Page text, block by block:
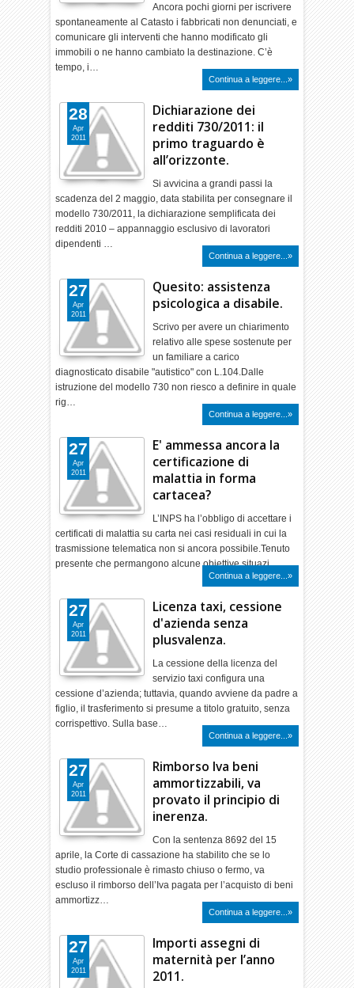
Ancora pochi giorni per iscrivere
spontaneamente al Catasto i fabbricati non denunciati, e
comunicare gli interventi che hanno modificato gli
immobili o ne hanno cambiato la destinazione. C’è
tempo, i…
Continua a leggere...»
Dichiarazione dei
redditi 730/2011: il
primo traguardo è
all’orizzonte.
Si avvicina a grandi passi la
scadenza del 2 maggio, data stabilita per consegnare il
modello 730/2011, la dichiarazione semplificata dei
redditi 2010 – appannaggio esclusivo di lavoratori
dipendenti …
Continua a leggere...»
28
Apr
2011
Quesito: assistenza
psicologica a disabile.
Scrivo per avere un chiarimento
relativo alle spese sostenute per
un familiare a carico
diagnosticato disabile "autistico" con L.104.Dalle
istruzione del modello 730 non riesco a definire in quale
rig…
Continua a leggere...»
27
Apr
2011
E' ammessa ancora la
certificazione di
malattia in forma
cartacea?
L’INPS ha l’obbligo di accettare i
certificati di malattia su carta nei casi residuali in cui la
trasmissione telematica non si ancora possibile.Tenuto
presente che permangono alcune obiettive situazi…
Continua a leggere...»
27
Apr
2011
Licenza taxi, cessione
d'azienda senza
plusvalenza.
La cessione della licenza del
servizio taxi configura una
cessione d’azienda; tuttavia, quando avviene da padre a
figlio, il trasferimento si presume a titolo gratuito, senza
corrispettivo. Sulla base…
Continua a leggere...»
27
Apr
2011
Rimborso Iva beni
ammortizzabili, va
provato il principio di
inerenza.
Con la sentenza 8692 del 15
aprile, la Corte di cassazione ha stabilito che se lo
studio professionale è rimasto chiuso o fermo, va
escluso il rimborso dell’Iva pagata per l’acquisto di beni
ammortizz…
Continua a leggere...»
27
Apr
2011
Importi assegni di
maternità per l’anno
2011.
27
Apr
2011